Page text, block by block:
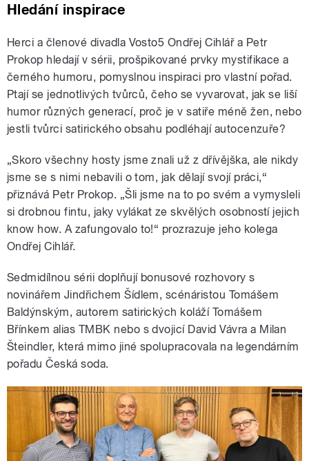
Hledání inspirace
Herci a členové divadla Vosto5 Ondřej Cihlář a Petr
Prokop hledají v sérii, prošpikované prvky mystifikace a
černého humoru, pomyslnou inspiraci pro vlastní pořad.
Ptají se jednotlivých tvůrců, čeho se vyvarovat, jak se liší
humor různých generací, proč je v satiře méně žen, nebo
jestli tvůrci satirického obsahu podléhají autocenzuře?
„Skoro všechny hosty jsme znali už z dřívějška, ale nikdy
jsme se s nimi nebavili o tom, jak dělají svojí práci,“
přiznává Petr Prokop. „Šli jsme na to po svém a vymysleli
si drobnou fintu, jaky vylákat ze skvělých osobností jejich
know how. A zafungovalo to!“ prozrazuje jeho kolega
Ondřej Cihlář.
Sedmidílnou sérii doplňují bonusové rozhovory s
novinářem Jindřichem Šídlem, scénáristou Tomášem
Baldýnským, autorem satirických koláží Tomášem
Břínkem alias TMBK nebo s dvojicí David Vávra a Milan
Šteindler, která mimo jiné spolupracovala na legendárním
pořadu Česká soda.